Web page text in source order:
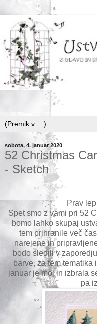
sobota, 4. januar 2020
52 Christmas
- Sketch
Prav
Spet smo z vami pri 52
bomo lahko skupaj
tem prihranile več
narejene in
bodo sledili v
barve, za tem
januar je moj in izbrala
pa